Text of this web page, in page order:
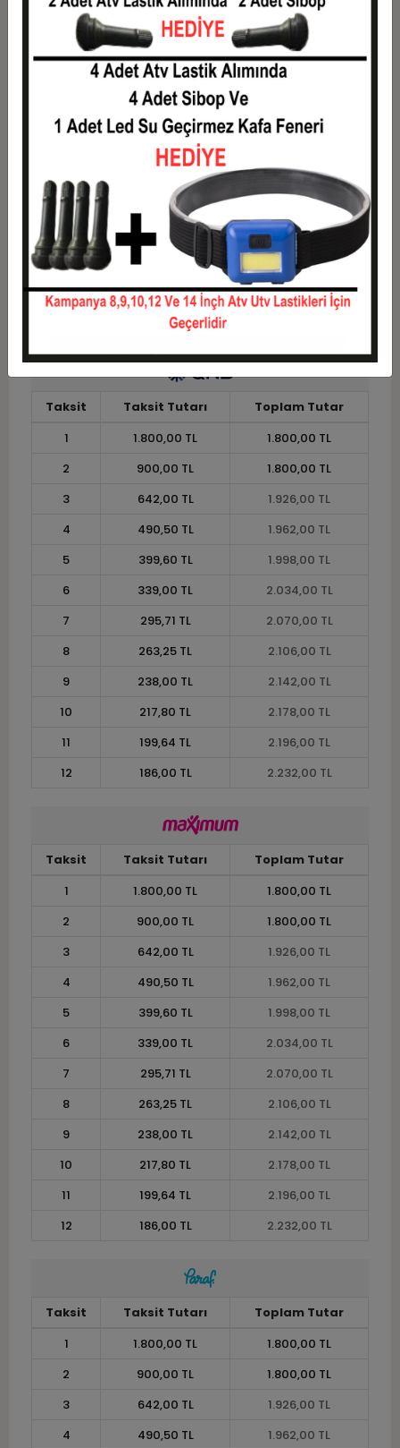
900,00 TL
1.800,00 TL
642,00 TL
1.926,00 TL
490,50 TL
1.962,00 TL
399,60 TL
6
339,00 TL
2.034,00 TL
295,71 TL
2.070,00 TL
8
263,25 TL
2.106,00 TL
9
238,00 TL
2.142,00 TL
10
217,80 TL
2.178,00 TL
11
199,64 TL
2.196,00 TL
186,00 TL
Taksit Taksit Tutarı
Toplam Tutar
1
1.800,00 TL
1.800,00 TL
2
900,00 TL
1.800,00 TL
3
642,00 TL
1.926,00 TL
4
490,50 TL
1.962,00 TL
5
399,60 TL
1.998,00 TL
6
339,00 TL
2.034,00 TL
7
295,71 TL
2.070,00 TL
8
263,25 TL
2.106,00 TL
9
238,00 TL
2.142,00 TL
10
217,80 TL
2.178,00 TL
11
199,64 TL
2.196,00 TL
12
186,00 TL 2.232,00 TL
Taksit Taksit Tutarı
Toplam Tutar
1
1.800,00 TL
1.800,00 TL
2
900,00 TL
1.800,00 TL
3
642,00 TL
1.926,00 TL
4
490,50 TL
1.962,00 TL
5
399,60 TL
1.998,00 TL
6
339,00 TL
2.034,00 TL
7
295,71 TL
2.070,00 TL
8
263,25 TL
2.106,00 TL
9
238,00 TL
2.142,00 TL
10
217,80 TL
2.178,00 TL
11
199,64 TL
2.196,00 TL
12
186,00 TL 2.232,00 TL
Taksit Taksit Tutarı
Toplam Tutar
1
1.800,00 TL
1.800,00 TL
2
900,00 TL
1.800,00 TL
3
642,00 TL
1.926,00 TL
4
490,50 TL
1.962,00 TL